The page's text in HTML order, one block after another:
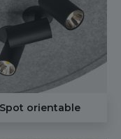
Spot orientable